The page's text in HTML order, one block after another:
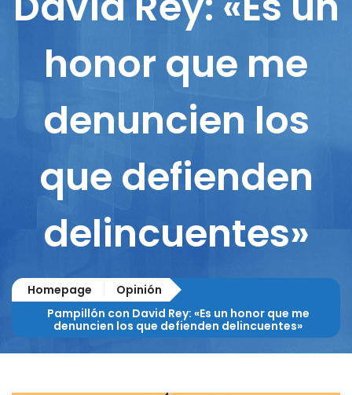
honor que me
denuncien los
que defienden
delincuentes»
Homepage
Opinión
Pampillón con David Rey: «Es un honor que me
denuncien los que defienden delincuentes»